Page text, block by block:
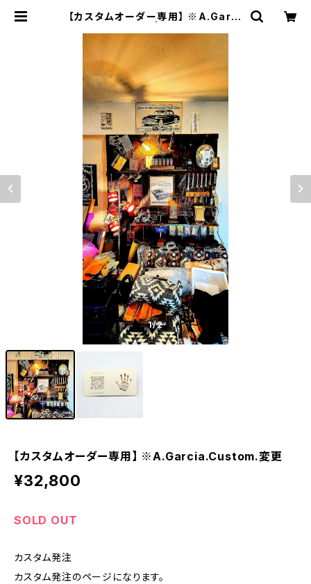
【カスタムオーダー専用】 ※A.Garci
ATHER.CO
1/2
【カスタムオーダー専用】 ※A.Garcia.Custom.変更
¥32,800
SOLD OUT
カスタム発注
カスタム発注のページになります。